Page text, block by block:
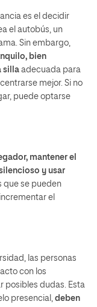
es el decidir
el autobús, un
Sin embargo,
bien
silla adecuada para
mejor. Si no
puede optarse
mantener el
y usar
que se pueden
el
las personas
con los
posibles dudas. Esta
presencial, deben